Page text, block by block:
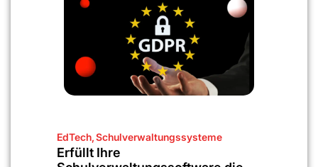
EdTech,Schulverwaltungssysteme
Erfüllt Ihre